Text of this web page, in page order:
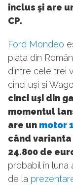
inclus şi are
CP.
Ford Mondeo
piaţa din
dintre cele trei
cinci uşi şi
cinci uşi din
momentul
are un motor
când
24.800 de
probabil în luna
de la